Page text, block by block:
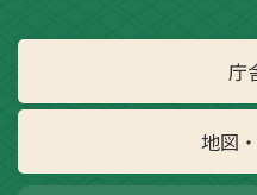
庁
地図